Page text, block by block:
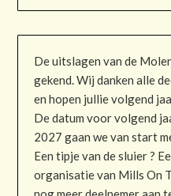
De uitslagen van de
gekend. Wij danken alle
en hopen jullie volgend
De datum voor volgend
2027 gaan we van start
Een tipje van de sluier ?
organisatie van Mills On